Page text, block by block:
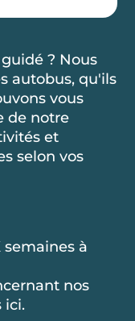
? Nous
autobus, qu'ils
vous
de notre
et
selon vos
à
nos
ici.